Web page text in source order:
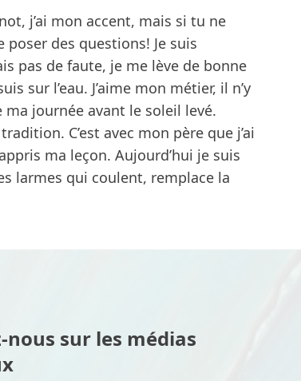
j’ai mon accent, mais si tu ne
poser des questions! Je suis
pas de faute, je me lève de bonne
sur l’eau. J’aime mon métier, il n’y
ma journée avant le soleil levé.
C’est avec mon père que j’ai
ma leçon. Aujourd’hui je suis
larmes qui coulent, remplace la
nous sur les médias